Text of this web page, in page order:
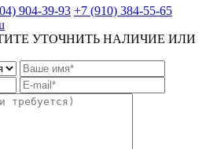
904-39-93 +7 (910) 384-55-65
УТОЧНИТЬ НАЛИЧИЕ ИЛИ